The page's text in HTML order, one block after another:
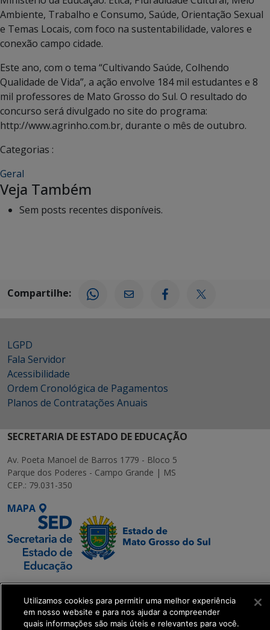
Ambiente, Trabalho e Consumo, Saúde, Orientação Sexual
e Temas Locais, com foco na sustentabilidade, valores e
conexão campo cidade.
Este ano, com o tema “Cultivando Saúde, Colhendo
Qualidade de Vida”, a ação envolve 184 mil estudantes e 8
mil professores de Mato Grosso do Sul. O resultado do
concurso será divulgado no site do programa:
http://www.agrinho.com.br, durante o mês de outubro.
Categorias :
Geral
Veja Também
Sem posts recentes disponíveis.
Compartilhe:
LGPD
Fala Servidor
Acessibilidade
Ordem Cronológica de Pagamentos
Planos de Contratações Anuais
SECRETARIA DE ESTADO DE EDUCAÇÃO
Av. Poeta Manoel de Barros 1779 - Bloco 5
Parque dos Poderes - Campo Grande | MS
CEP.: 79.031-350
MAPA
SETDIG | Secretaria-
Executiva de
Transformação Digital
Utilizamos cookies para permitir uma melhor experiência
em nosso website e para nos ajudar a compreender
quais informações são mais úteis e relevantes para você.